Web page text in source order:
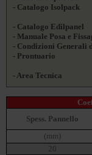
- Catalogo Isolpack
- Catalogo Edilpanel
- Manuale Posa e
- Condizioni Generali
- Prontuario
- Area Tecnica
Spess. Pannello
(mm)
20